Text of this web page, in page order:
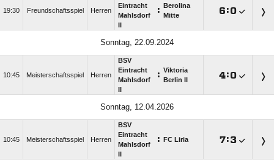
19:30 Freundschaftsspiel Herren
Eintracht
Mahlsdorf
:
Berolina
Mitte
:
Sonntag, 22.09.2024
10:45 Meisterschaftsspiel Herren
BSV
Eintracht
Mahlsdorf
: Viktoria
Berlin II
:
Sonntag, 12.04.2026
10:45 Meisterschaftsspiel Herren
BSV
Eintracht
Mahlsdorf
: FC Liria :